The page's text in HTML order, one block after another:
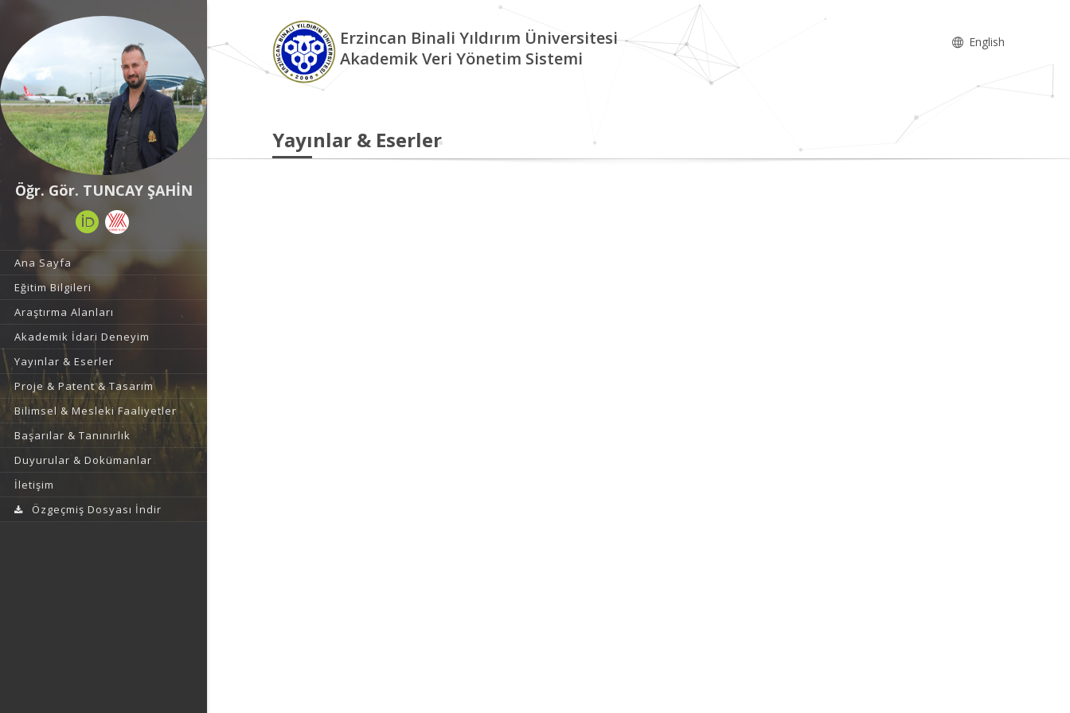
Öğr. Gör. TUNCAY ŞAHİN
Ana Sayfa
Eğitim Bilgileri
Araştırma Alanları
Akademik İdari Deneyim
Yayınlar & Eserler
Proje & Patent & Tasarım
Bilimsel & Mesleki Faaliyetler
Başarılar & Tanınırlık
Duyurular & Dokümanlar
İletişim
Özgeçmiş Dosyası İndir
Erzincan Binali Yıldırım Üniversitesi
Akademik Veri Yönetim Sistemi
English
Yayınlar & Eserler